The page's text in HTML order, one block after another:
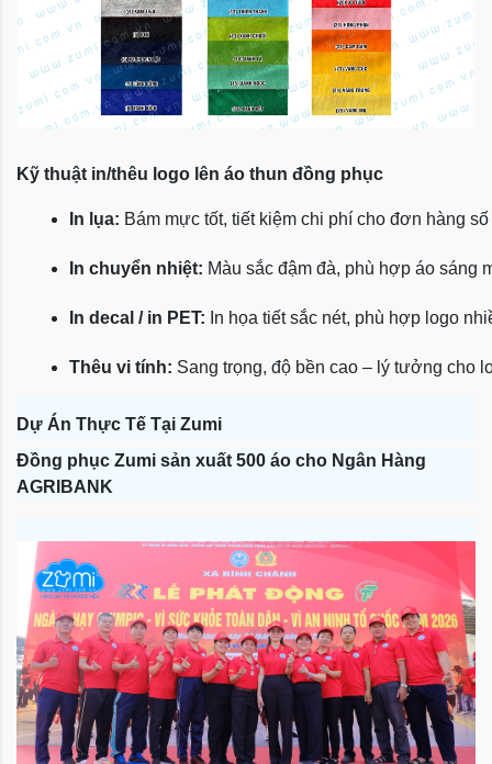
Kỹ thuật in/thêu logo lên áo thun đồng phục
In lụa: Bám mực tốt, tiết kiệm chi phí cho đơn hàng
In chuyển nhiệt: Màu sắc đậm đà, phù hợp áo sáng
In decal / in PET: In họa tiết sắc nét, phù hợp logo
Thêu vi tính: Sang trọng, độ bền cao – lý tưởng cho
Dự Án Thực Tế Tại Zumi
Đồng phục Zumi sản xuất 500 áo cho Ngân Hàng
AGRIBANK